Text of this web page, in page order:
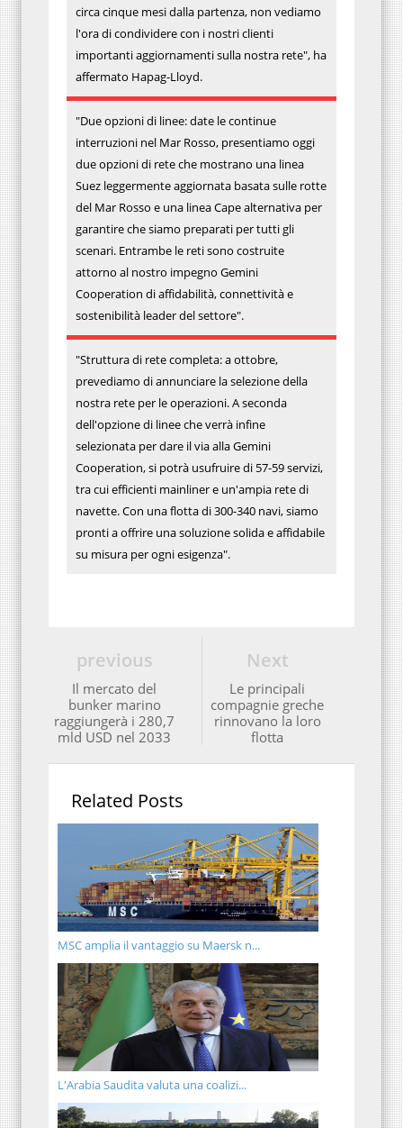
circa cinque mesi dalla partenza, non vediamo
l'ora di condividere con i nostri clienti
importanti aggiornamenti sulla nostra rete", ha
affermato Hapag-Lloyd.
"Due opzioni di linee: date le continue
interruzioni nel Mar Rosso, presentiamo oggi
due opzioni di rete che mostrano una linea
Suez leggermente aggiornata basata sulle rotte
del Mar Rosso e una linea Cape alternativa per
garantire che siamo preparati per tutti gli
scenari. Entrambe le reti sono costruite
attorno al nostro impegno Gemini
Cooperation di affidabilità, connettività e
sostenibilità leader del settore".
"Struttura di rete completa: a ottobre,
prevediamo di annunciare la selezione della
nostra rete per le operazioni. A seconda
dell'opzione di linee che verrà infine
selezionata per dare il via alla Gemini
Cooperation, si potrà usufruire di 57-59 servizi,
tra cui efficienti mainliner e un'ampia rete di
navette. Con una flotta di 300-340 navi, siamo
pronti a offrire una soluzione solida e affidabile
su misura per ogni esigenza".
Next
Le principali
compagnie greche
rinnovano la loro
flotta
previous
Il mercato del
bunker marino
raggiungerà i 280,7
mld USD nel 2033
Related Posts
MSC amplia il vantaggio su Maersk n...
L'Arabia Saudita valuta una coalizi...